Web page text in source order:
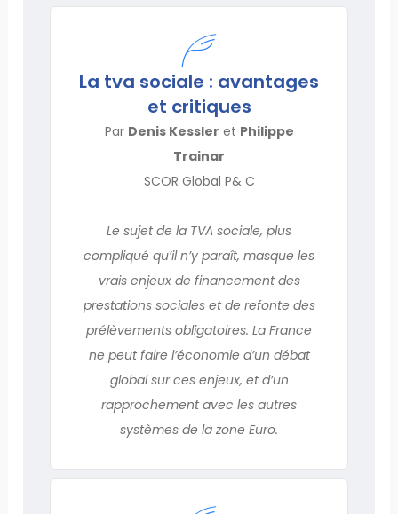
La tva sociale : avantages
et critiques
Par Denis Kessler et Philippe
Trainar
SCOR Global P& C
Le sujet de la TVA sociale, plus
compliqué qu’il n’y paraît, masque les
vrais enjeux de financement des
prestations sociales et de refonte des
prélèvements obligatoires. La France
ne peut faire l’économie d’un débat
global sur ces enjeux, et d’un
rapprochement avec les autres
systèmes de la zone Euro.